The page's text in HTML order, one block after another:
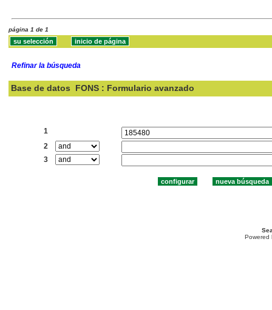
página 1 de 1
Refinar la búsqueda
Base de datos FONS : Formulario avanzado
1
2
3